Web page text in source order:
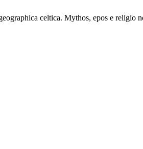
celtica. Mythos, epos e